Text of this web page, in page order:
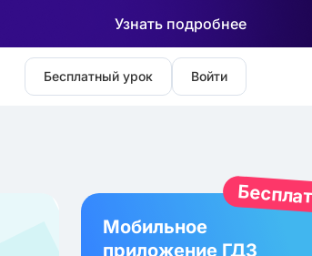
Узнать подробнее
Бесплатный урок Войти
Мобильное
приложение ГДЗ